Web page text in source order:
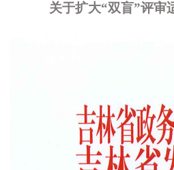
关于扩大“双盲”评审